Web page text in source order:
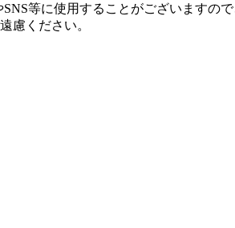
等に使用することがございますの
慮ください。